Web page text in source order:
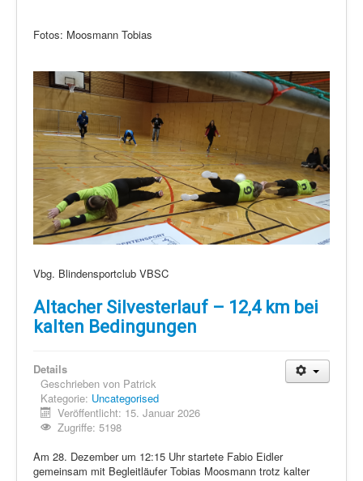
Fotos: Moosmann Tobias
Vbg. Blindensportclub VBSC
Altacher Silvesterlauf – 12,4 km bei
kalten Bedingungen
Details
Geschrieben von Patrick
Kategorie: Uncategorised
Veröffentlicht: 15. Januar 2026
Zugriffe: 5198
Am 28. Dezember um 12:15 Uhr startete Fabio Eidler
gemeinsam mit Begleitläufer Tobias Moosmann trotz kalter